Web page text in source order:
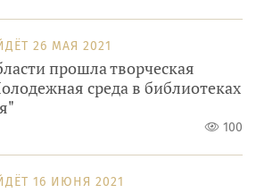
26 МАЯ 2021
прошла творческая
среда в библиотеках
100
16 ИЮНЯ 2021